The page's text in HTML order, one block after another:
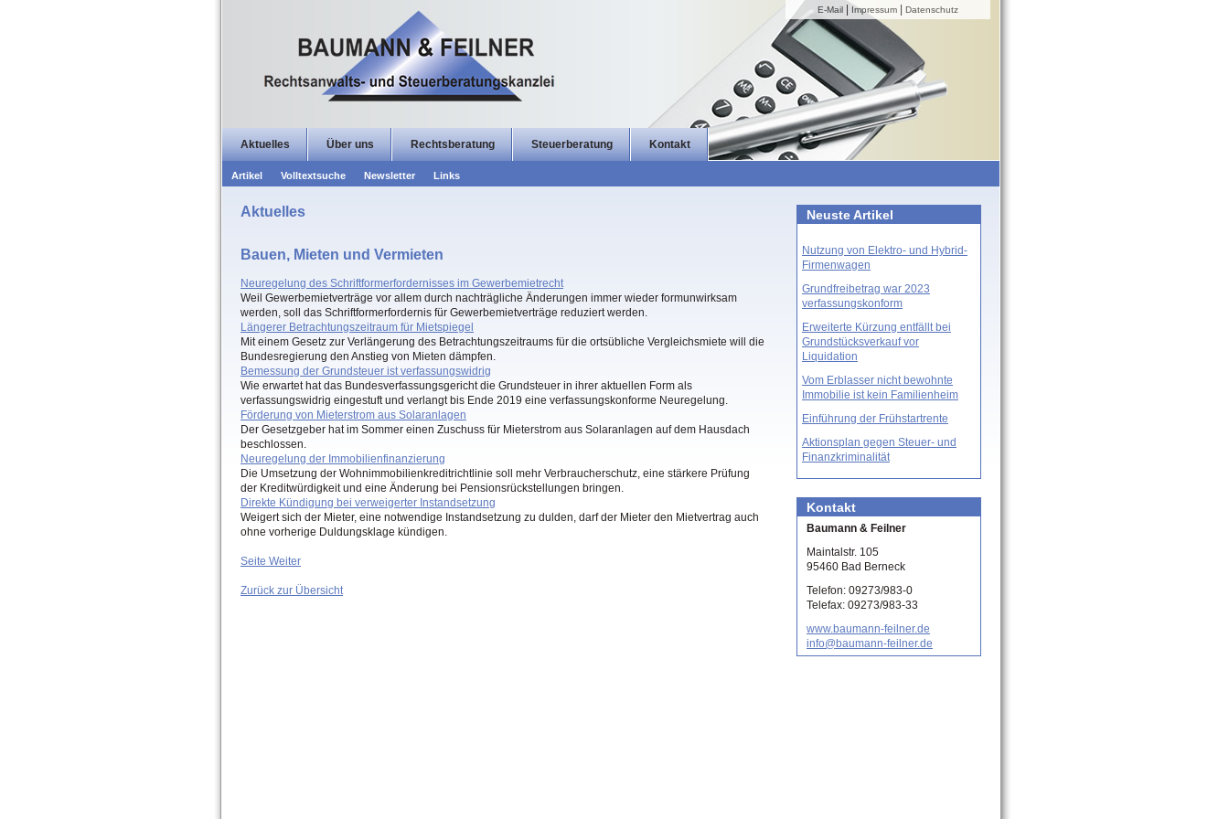
E-Mail Impressum Datenschutz
Aktuelles Über uns Rechtsberatung Steuerberatung Kontakt
Artikel Volltextsuche Newsletter Links
Aktuelles
Bauen, Mieten und Vermieten
Neuregelung des Schriftformerfordernisses im Gewerbemietrecht
Weil Gewerbemietverträge vor allem durch nachträgliche Änderungen immer wieder formunwirksam
werden, soll das Schriftformerfordernis für Gewerbemietverträge reduziert werden.
Längerer Betrachtungszeitraum für Mietspiegel
Mit einem Gesetz zur Verlängerung des Betrachtungszeitraums für die ortsübliche Vergleichsmiete will die
Bundesregierung den Anstieg von Mieten dämpfen.
Bemessung der Grundsteuer ist verfassungswidrig
Wie erwartet hat das Bundesverfassungsgericht die Grundsteuer in ihrer aktuellen Form als
verfassungswidrig eingestuft und verlangt bis Ende 2019 eine verfassungskonforme Neuregelung.
Förderung von Mieterstrom aus Solaranlagen
Der Gesetzgeber hat im Sommer einen Zuschuss für Mieterstrom aus Solaranlagen auf dem Hausdach
beschlossen.
Neuregelung der Immobilienfinanzierung
Die Umsetzung der Wohnimmobilienkreditrichtlinie soll mehr Verbraucherschutz, eine stärkere Prüfung
der Kreditwürdigkeit und eine Änderung bei Pensionsrückstellungen bringen.
Direkte Kündigung bei verweigerter Instandsetzung
Weigert sich der Mieter, eine notwendige Instandsetzung zu dulden, darf der Mieter den Mietvertrag auch
ohne vorherige Duldungsklage kündigen.
Seite Weiter
Zurück zur Übersicht
Neuste Artikel
Nutzung von Elektro- und Hybrid-
Firmenwagen
Grundfreibetrag war 2023
verfassungskonform
Erweiterte Kürzung entfällt bei
Grundstücksverkauf vor
Liquidation
Vom Erblasser nicht bewohnte
Immobilie ist kein Familienheim
Einführung der Frühstartrente
Aktionsplan gegen Steuer- und
Finanzkriminalität
Kontakt
Baumann & Feilner
Maintalstr. 105
95460 Bad Berneck
Telefon: 09273/983-0
Telefax: 09273/983-33
www.baumann-feilner.de
info@baumann-feilner.de